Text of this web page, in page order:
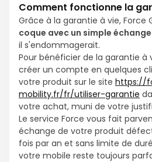
Comment fonctionne la
Grâce à la garantie à vie, Force
coque avec un simple
il s'endommagerait.
Pour bénéficier de la garantie à
créer un compte en quelques
votre produit sur le site https://
mobility.fr/fr/utiliser-garantie
votre achat, muni de votre
Le service Force vous fait
échange de votre produit
fois par an et sans limite de
votre mobile reste toujours